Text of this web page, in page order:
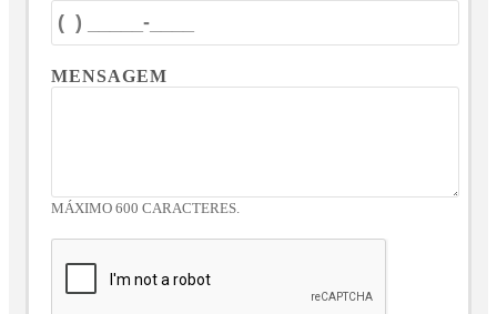
MENSAGEM
MÁXIMO 600 CARACTERES.